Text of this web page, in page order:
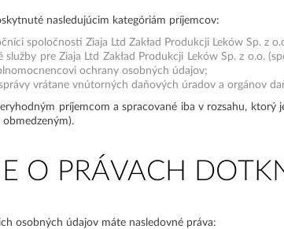
nasledujúcim kategóriám príjemcov:
spoločnosti Ziaja Ltd Zakład Produkcji Leków Sp. z
pre Ziaja Ltd Zakład Produkcji Leków Sp. z o.o.
ochrany osobných údajov;
vrátane vnútorných daňových úradov a orgánov
príjemcom a spracované iba v rozsahu,
O PRÁVACH
osobných údajov máte nasledovné práva: